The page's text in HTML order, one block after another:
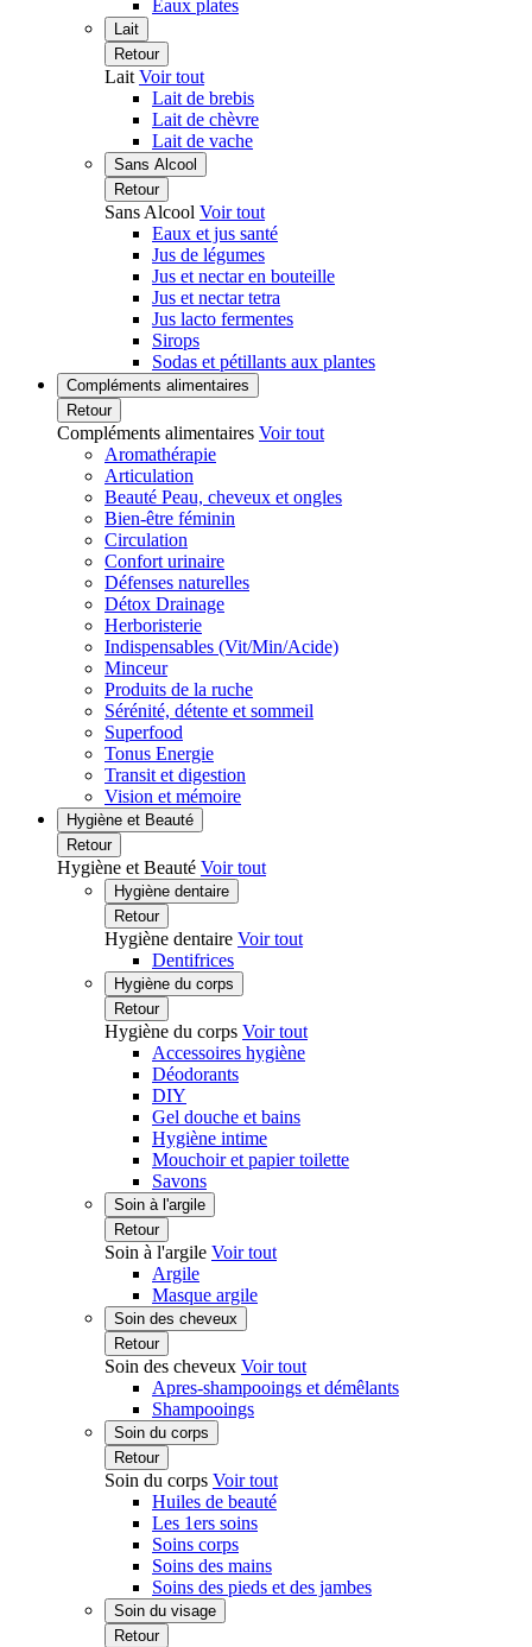
Eaux plates
Lait
Retour
Lait Voir tout
Lait de brebis
Lait de chèvre
Lait de vache
Sans Alcool
Retour
Sans Alcool Voir tout
Eaux et jus santé
Jus de légumes
Jus et nectar en bouteille
Jus et nectar tetra
Jus lacto fermentes
Sirops
Sodas et pétillants aux plantes
Compléments alimentaires
Retour
Compléments alimentaires Voir tout
Aromathérapie
Articulation
Beauté Peau, cheveux et ongles
Bien-être féminin
Circulation
Confort urinaire
Défenses naturelles
Détox Drainage
Herboristerie
Indispensables (Vit/Min/Acide)
Minceur
Produits de la ruche
Sérénité, détente et sommeil
Superfood
Tonus Energie
Transit et digestion
Vision et mémoire
Hygiène et Beauté
Retour
Hygiène et Beauté Voir tout
Hygiène dentaire
Retour
Hygiène dentaire Voir tout
Dentifrices
Hygiène du corps
Retour
Hygiène du corps Voir tout
Accessoires hygiène
Déodorants
DIY
Gel douche et bains
Hygiène intime
Mouchoir et papier toilette
Savons
Soin à l'argile
Retour
Soin à l'argile Voir tout
Argile
Masque argile
Soin des cheveux
Retour
Soin des cheveux Voir tout
Apres-shampooings et démêlants
Shampooings
Soin du corps
Retour
Soin du corps Voir tout
Huiles de beauté
Les 1ers soins
Soins corps
Soins des mains
Soins des pieds et des jambes
Soin du visage
Retour